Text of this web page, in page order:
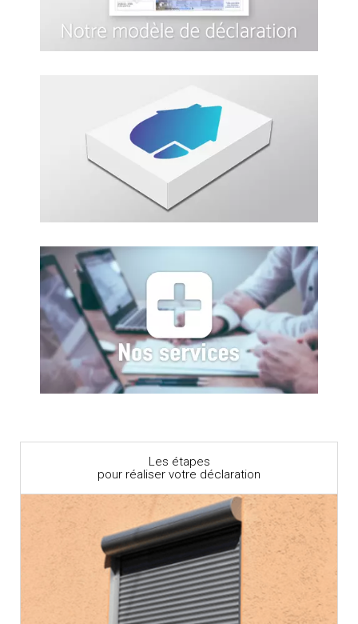
Les étapes
pour réaliser votre déclaration